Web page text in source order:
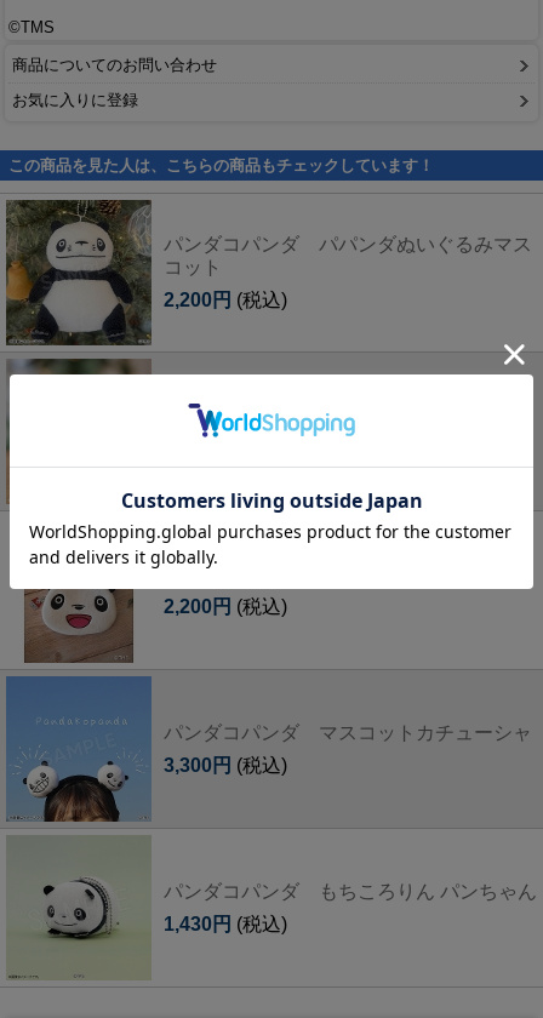
©TMS
商品についてのお問い合わせ
お気に入りに登録
この商品を見た人は、こちらの商品もチェックしています！
パンダコパンダ パパンダぬいぐるみマス
コット
2,200円 (税込)
パンダコパンダ マスコットおきがえ クリ
スマス
パンダコパンダ パンちゃんポーチ
2,200円 (税込)
パンダコパンダ マスコットカチューシャ
3,300円 (税込)
パンダコパンダ もちころりん パンちゃん
1,430円 (税込)